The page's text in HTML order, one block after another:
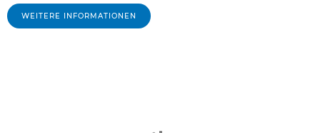
WEITERE INFORMATIONEN